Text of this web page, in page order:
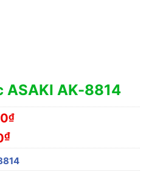
ASAKI AK-8814
₫
₫